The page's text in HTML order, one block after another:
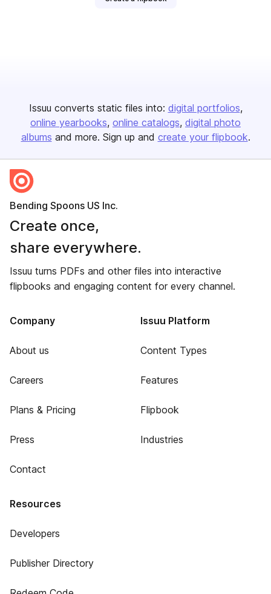
Issuu converts static files into: digital portfolios
online yearbooks online catalogs digital photo
albums and more. Sign up and create your flipbook.
Bending Spoons US Inc.
Create once,
share everywhere.
Issuu turns PDFs and other files into interactive
flipbooks and engaging content for every channel.
Company
About us
Careers
Plans & Pricing
Press
Contact
Issuu Platform
Content Types
Features
Flipbook
Industries
Resources
Developers
Publisher Directory